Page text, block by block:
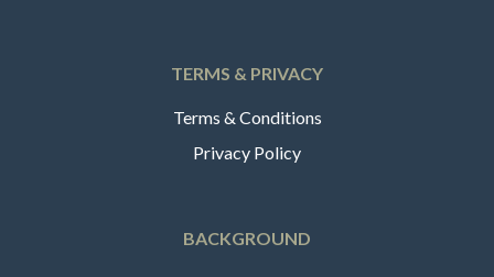
TERMS & PRIVACY
Terms & Conditions
Privacy Policy
BACKGROUND